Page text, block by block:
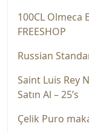
100CL Olmeca
FREESHOP
Russian
Saint Luis Rey
Satın Al – 25’s
Çelik Puro